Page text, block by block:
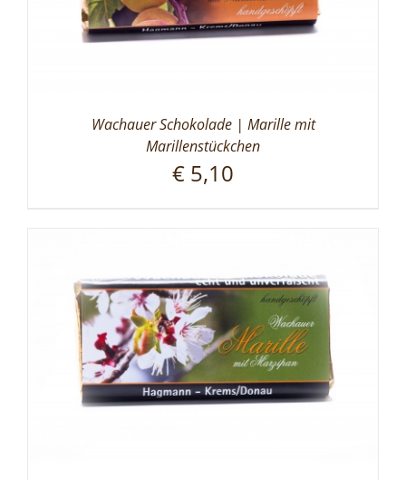
Wachauer Schokolade | Marille mit
Marillenstückchen
€ 5,10